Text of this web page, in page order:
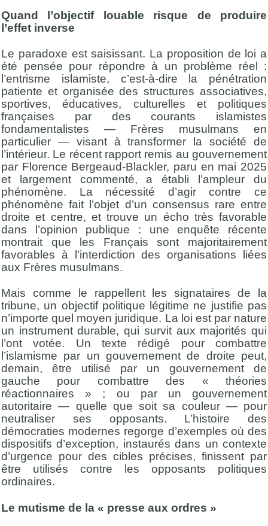
Quand l’objectif louable risque de produire
l’effet inverse
Le paradoxe est saisissant. La proposition de loi a
été pensée pour répondre à un problème réel :
l’entrisme islamiste, c’est-à-dire la pénétration
patiente et organisée des structures associatives,
sportives, éducatives, culturelles et politiques
françaises par des courants islamistes
fondamentalistes — Frères musulmans en
particulier — visant à transformer la société de
l’intérieur. Le récent rapport remis au gouvernement
par Florence Bergeaud-Blackler, paru en mai 2025
et largement commenté, a établi l’ampleur du
phénomène. La nécessité d’agir contre ce
phénomène fait l’objet d’un consensus rare entre
droite et centre, et trouve un écho très favorable
dans l’opinion publique : une enquête récente
montrait que les Français sont majoritairement
favorables à l’interdiction des organisations liées
aux Frères musulmans.
Mais comme le rappellent les signataires de la
tribune, un objectif politique légitime ne justifie pas
n’importe quel moyen juridique. La loi est par nature
un instrument durable, qui survit aux majorités qui
l’ont votée. Un texte rédigé pour combattre
l’islamisme par un gouvernement de droite peut,
demain, être utilisé par un gouvernement de
gauche pour combattre des « théories
réactionnaires » ; ou par un gouvernement
autoritaire — quelle que soit sa couleur — pour
neutraliser ses opposants. L’histoire des
démocraties modernes regorge d’exemples où des
dispositifs d’exception, instaurés dans un contexte
d’urgence pour des cibles précises, finissent par
être utilisés contre les opposants politiques
ordinaires.
Le mutisme de la « presse aux ordres »